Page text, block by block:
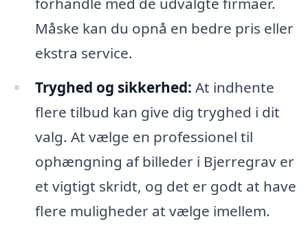
Måske kan du opnå en bedre pris eller
ekstra service.
Tryghed og sikkerhed: At indhente
flere tilbud kan give dig tryghed i dit
valg. At vælge en professionel til
ophængning af billeder i Bjerregrav er
et vigtigt skridt, og det er godt at have
flere muligheder at vælge imellem.